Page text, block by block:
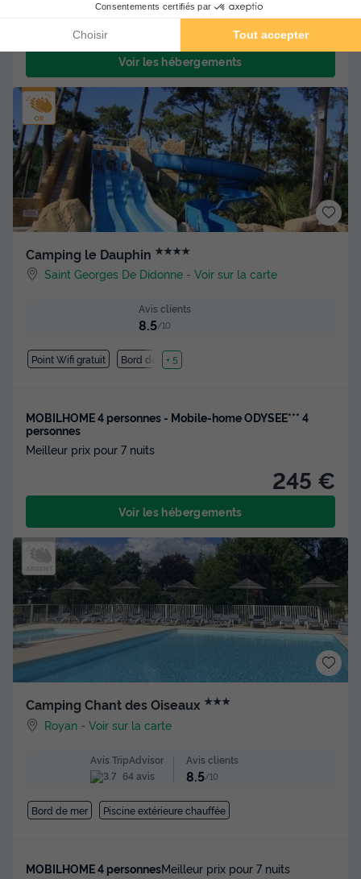
210 € 161 €
Voir les hébergements
Camping le Dauphin ★★★★
Saint Georges De Didonne -Voir sur la carte
Avis clients
8.5/10
Point Wifi gratuit Bord de mer
+ 5
MOBILHOME 4 personnes - Mobile-home ODYSEE*** 4
personnes
Meilleur prix pour 7 nuits
245 €
Voir les hébergements
Camping Chant des Oiseaux ★★★
Royan -Voir sur la carte
Avis TripAdvisor
64 avis
Avis clients
8.5/10
Bord de mer Piscine extérieure chauffée
MOBILHOME 4 personnesMeilleur prix pour 7 nuits